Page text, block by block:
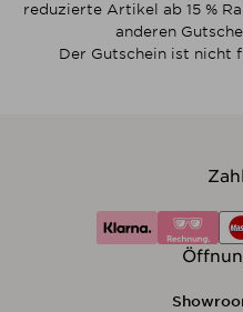
reduzierte Artikel ab 15 %
anderen
Der Gutschein ist nicht